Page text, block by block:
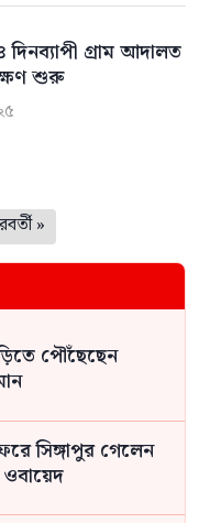
গ্রাম আদালত
শুরু
»
পৌঁছেছেন
সিঙ্গাপুর গেলেন
ওবায়েদ